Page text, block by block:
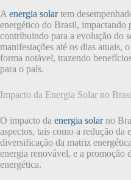
A energia solartem
energético do Brasil, impactando
contribuindo para a evolução do
manifestações até os dias atuais,
forma notável, trazendo
para o país.
Impacto da Energia Solar no
O impacto da energia solarno
aspectos, tais como a redução da
diversificação da matriz
energia renovável, e a promoção
energética.